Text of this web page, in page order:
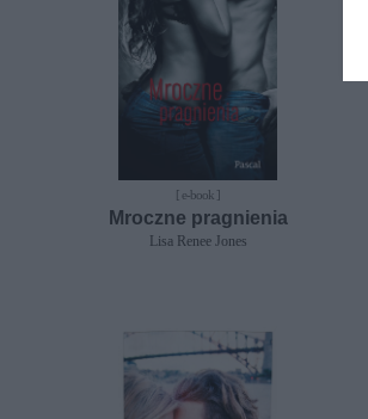
[ e-book ]
Mroczne pragnienia
Lisa Renee Jones